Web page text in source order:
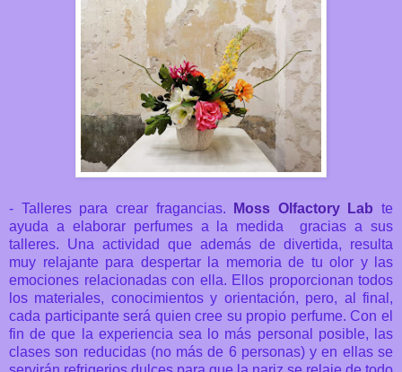
- Talleres para crear fragancias. Moss Olfactory Lab te
ayuda a elaborar perfumes a la medida gracias a sus
talleres. Una actividad que además de divertida, resulta
muy relajante para despertar la memoria de tu olor y las
emociones relacionadas con ella. Ellos proporcionan todos
los materiales, conocimientos y orientación, pero, al final,
cada participante será quien cree su propio perfume. Con el
fin de que la experiencia sea lo más personal posible, las
clases son reducidas (no más de 6 personas) y en ellas se